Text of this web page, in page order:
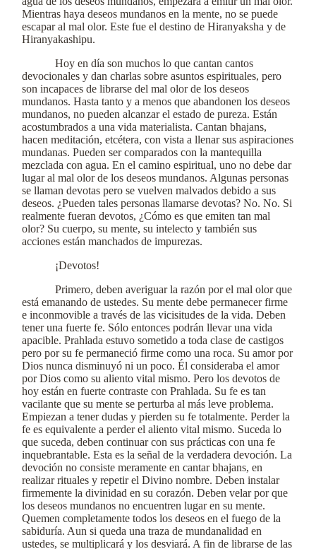
Mientras haya deseos mundanos en la mente, no se puede
escapar al mal olor. Este fue el destino de Hiranyaksha y de
Hiranyakashipu.
Hoy en día son muchos lo que cantan cantos
devocionales y dan charlas sobre asuntos espirituales, pero
son incapaces de librarse del mal olor de los deseos
mundanos. Hasta tanto y a menos que abandonen los deseos
mundanos, no pueden alcanzar el estado de pureza. Están
acostumbrados a una vida materialista. Cantan bhajans,
hacen meditación, etcétera, con vista a llenar sus aspiraciones
mundanas. Pueden ser comparados con la mantequilla
mezclada con agua. En el camino espiritual, uno no debe dar
lugar al mal olor de los deseos mundanos. Algunas personas
se llaman devotas pero se vuelven malvados debido a sus
deseos. ¿Pueden tales personas llamarse devotas? No. No. Si
realmente fueran devotos, ¿Cómo es que emiten tan mal
olor? Su cuerpo, su mente, su intelecto y también sus
acciones están manchados de impurezas.
¡Devotos!
Primero, deben averiguar la razón por el mal olor que
está emanando de ustedes. Su mente debe permanecer firme
e inconmovible a través de las vicisitudes de la vida. Deben
tener una fuerte fe. Sólo entonces podrán llevar una vida
apacible. Prahlada estuvo sometido a toda clase de castigos
pero por su fe permaneció firme como una roca. Su amor por
Dios nunca disminuyó ni un poco. Él consideraba el amor
por Dios como su aliento vital mismo. Pero los devotos de
hoy están en fuerte contraste con Prahlada. Su fe es tan
vacilante que su mente se perturba al más leve problema.
Empiezan a tener dudas y pierden su fe totalmente. Perder la
fe es equivalente a perder el aliento vital mismo. Suceda lo
que suceda, deben continuar con sus prácticas con una fe
inquebrantable. Esta es la señal de la verdadera devoción. La
devoción no consiste meramente en cantar bhajans, en
realizar rituales y repetir el Divino nombre. Deben instalar
firmemente la divinidad en su corazón. Deben velar por que
los deseos mundanos no encuentren lugar en su mente.
Quemen completamente todos los deseos en el fuego de la
sabiduría. Aun si queda una traza de mundanalidad en
ustedes, se multiplicará y los desviará. A fin de librarse de las